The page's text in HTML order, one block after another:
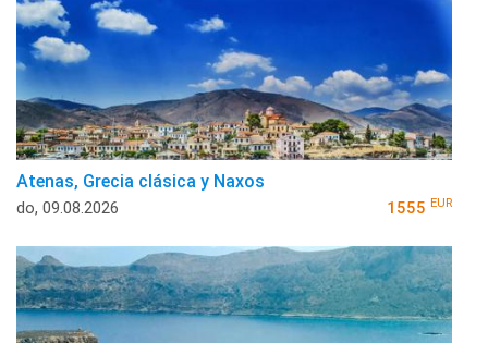
Atenas, Grecia clásica y Naxos
do, 09.08.2026 1555 EUR